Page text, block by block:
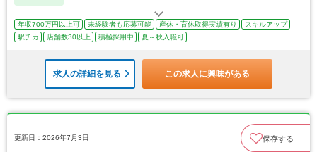
年収700万円以上可 未経験者も応募可能 産休・育休取得実績有り
スキルアップ
駅チカ
店舗数30以上 積極採用中 夏～秋入職可
求人の詳細を見る この求人に興味がある
更新日：2026年7月3日 保存する